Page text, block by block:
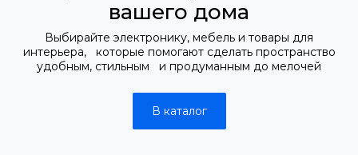
вашего дома
Выбирайте электронику, мебель и товары для
интерьера, которые помогают сделать пространство
удобным, стильным и продуманным до мелочей
В каталог